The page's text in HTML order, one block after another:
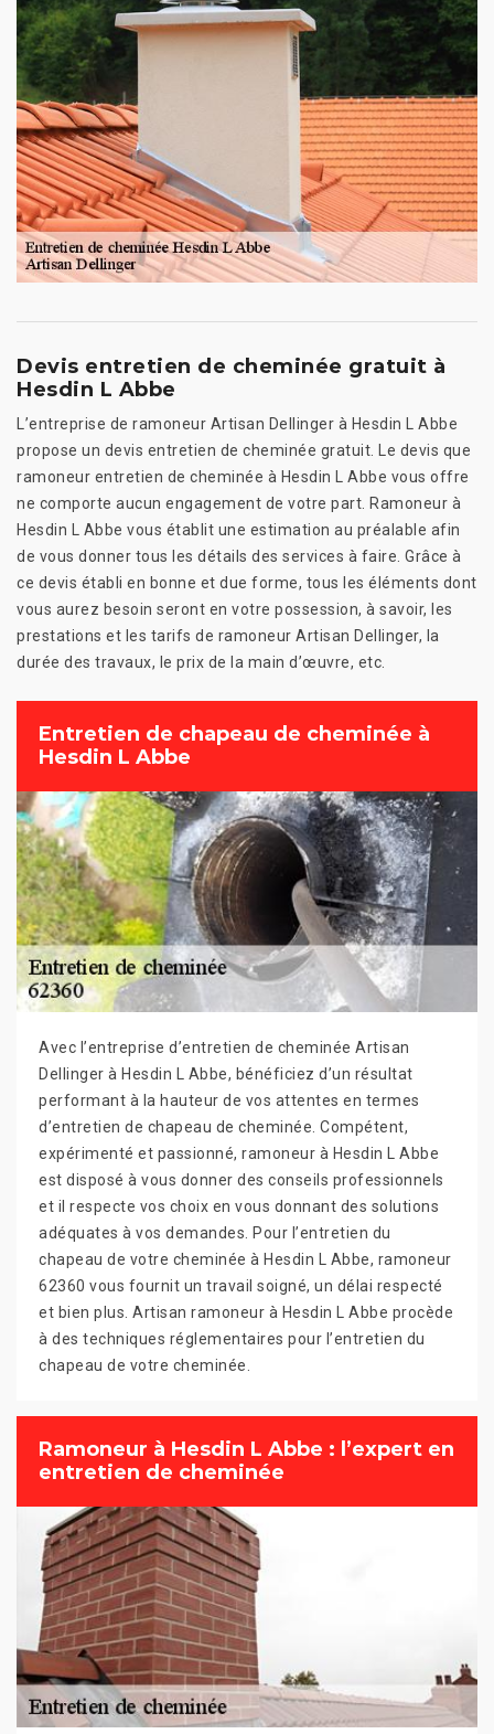
Devis entretien de cheminée gratuit à
Hesdin L Abbe
L’entreprise de ramoneur Artisan Dellinger à Hesdin L Abbe
propose un devis entretien de cheminée gratuit. Le devis que
ramoneur entretien de cheminée à Hesdin L Abbe vous offre
ne comporte aucun engagement de votre part. Ramoneur à
Hesdin L Abbe vous établit une estimation au préalable afin
de vous donner tous les détails des services à faire. Grâce à
ce devis établi en bonne et due forme, tous les éléments dont
vous aurez besoin seront en votre possession, à savoir, les
prestations et les tarifs de ramoneur Artisan Dellinger, la
durée des travaux, le prix de la main d’œuvre, etc.
Entretien de chapeau de cheminée à
Hesdin L Abbe
Avec l’entreprise d’entretien de cheminée Artisan
Dellinger à Hesdin L Abbe, bénéficiez d’un résultat
performant à la hauteur de vos attentes en termes
d’entretien de chapeau de cheminée. Compétent,
expérimenté et passionné, ramoneur à Hesdin L Abbe
est disposé à vous donner des conseils professionnels
et il respecte vos choix en vous donnant des solutions
adéquates à vos demandes. Pour l’entretien du
chapeau de votre cheminée à Hesdin L Abbe, ramoneur
62360 vous fournit un travail soigné, un délai respecté
et bien plus. Artisan ramoneur à Hesdin L Abbe procède
à des techniques réglementaires pour l’entretien du
chapeau de votre cheminée.
Ramoneur à Hesdin L Abbe : l’expert en
entretien de cheminée